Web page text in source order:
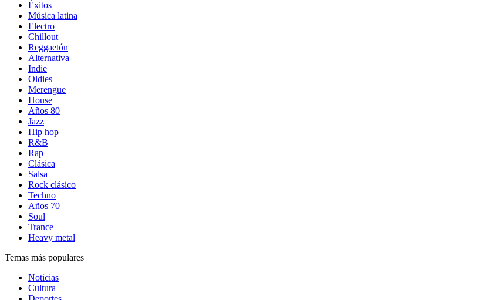
Éxitos
Música latina
Electro
Chillout
Reggaetón
Alternativa
Indie
Oldies
Merengue
House
Años 80
Jazz
Hip hop
R&B
Rap
Clásica
Salsa
Rock clásico
Techno
Años 70
Soul
Trance
Heavy metal
Temas más populares
Noticias
Cultura